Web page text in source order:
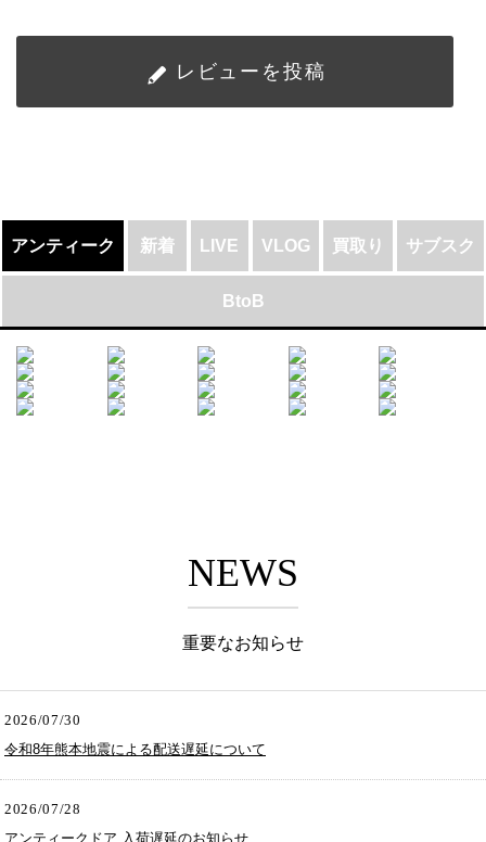
レビューを投稿
アンティーク 新着 LIVE VLOG 買取り サブスク
BtoB
NEWS
重要なお知らせ
2026/07/30
令和8年熊本地震による配送遅延について
2026/07/28
アンティークドア 入荷遅延のお知らせ